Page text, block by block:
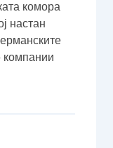
комора
настан
компании